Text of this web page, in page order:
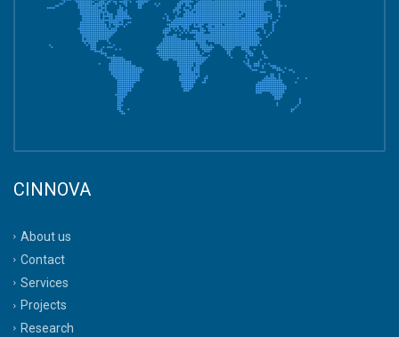
CINNOVA
About us
Contact
Services
Projects
Research